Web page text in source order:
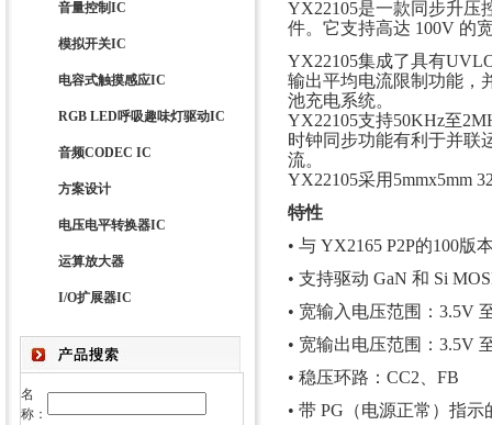
音量控制IC
模拟开关IC
电容式触摸感应IC
RGB LED呼吸趣味灯驱动IC
音频CODEC IC
方案设计
电压电平转换器IC
运算放大器
I/O扩展器IC
名
称：
YX22105是一款同步升压
件。它支持高达 100V 的
YX22105集成了具有
输出平均电流限制功能，
池充电系统。
YX22105支持50KHz至
时钟同步功能有利于并联
流。
YX22105采用5mmx5mm
特性
• 与 YX2165 P2P的100版
• 支持驱动 GaN 和 Si
• 宽输入电压范围：3.5V
• 宽输出电压范围：3.5V
• 稳压环路：CC2、FB
• 带 PG（电源正常）指示